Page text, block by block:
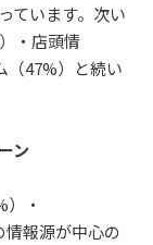
ています。次い
・店頭情
（47%）と続い
ン
・
報源が中心の